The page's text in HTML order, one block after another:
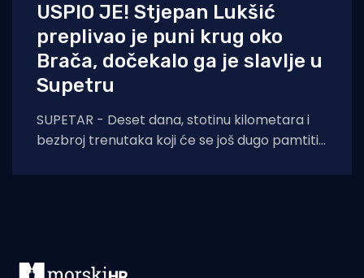
USPIO JE! Stjepan Lukšić
preplivao je puni krug oko
Brača, dočekalo ga je slavlje u
Supetru
SUPETAR - Deset dana, stotinu kilometara i
bezbroj trenutaka koji će se još dugo pamtiti.